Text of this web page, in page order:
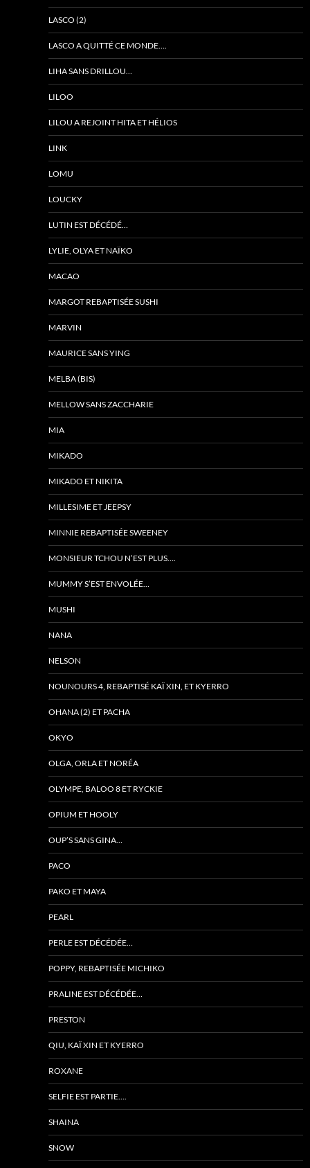
LASCO (2)
LASCO A QUITTÉ CE MONDE….
LIHA SANS DRILLOU…
LILOO
LILOU A REJOINT HITA ET HÉLIOS
LINK
LOMU
LOUCKY
LUTIN EST DÉCÉDÉ…
LYLIE, OLYA ET NAÏKO
MACAO
MARGOT REBAPTISÉE SUSHI
MARVIN
MAURICE SANS YING
MELBA (BIS)
MELLOW SANS ZACCHARIE
MIA
MIKADO
MIKADO ET NIKITA
MILLESIME ET JEEPSY
MINNIE REBAPTISÉE SWEENEY
MONSIEUR TCHOU N’EST PLUS….
MUMMY S’EST ENVOLÉE…
MUSHI
NANA
NELSON
NOUNOURS 4, REBAPTISÉ KAÏ XIN, ET KYERRO
OHANA (2) ET PACHA
OKYO
OLGA, ORLA ET NORÉA
OLYMPE, BALOO 8 ET RYCKIE
OPIUM ET HOOLY
OUP’S SANS GINA…
PACO
PAKO ET MAYA
PEARL
PERLE EST DÉCÉDÉE…
POPPY, REBAPTISÉE MICHIKO
PRALINE EST DÉCÉDÉE…
PRESTON
QIU, KAÏ XIN ET KYERRO
ROXANE
SELFIE EST PARTIE….
SHAINA
SNOW